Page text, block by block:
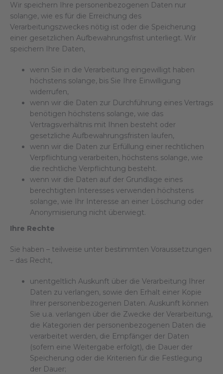
Wir speichern Ihre personenbezogenen Daten nur
solange, wie es für die Erreichung des
Verarbeitungszweckes nötig ist oder die Speicherung
einer gesetzlichen Aufbewahrungsfrist unterliegt. Wir
speichern Ihre Daten,
wenn Sie in die Verarbeitung eingewilligt haben
höchstens solange, bis Sie Ihre Einwilligung
widerrufen,
wenn wir die Daten zur Durchführung eines Vertrags
benötigen höchstens solange, wie das
Vertragsverhältnis mit Ihnen besteht oder
gesetzliche Aufbewahrungsfristen laufen,
wenn wir die Daten zur Erfüllung einer rechtlichen
Verpflichtung verarbeiten, höchstens solange, wie
die rechtliche Verpflichtung besteht.
wenn wir die Daten auf der Grundlage eines
berechtigten Interesses verwenden höchstens
solange, wie Ihr Interesse an einer Löschung oder
Anonymisierung nicht überwiegt.
Ihre Rechte
Sie haben – teilweise unter bestimmten Voraussetzungen
– das Recht,
unentgeltlich Auskunft über die Verarbeitung Ihrer
Daten zu verlangen, sowie den Erhalt einer Kopie
Ihrer personenbezogenen Daten. Auskunft können
Sie u.a. verlangen über die Zwecke der Verarbeitung,
die Kategorien der personenbezogenen Daten die
verarbeitet werden, die Empfänger der Daten
(sofern eine Weitergabe erfolgt), die Dauer der
Speicherung oder die Kriterien für die Festlegung
der Dauer;